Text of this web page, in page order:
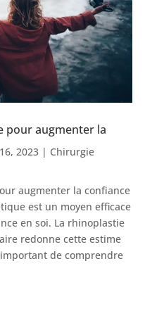
pour augmenter la
2023| Chirurgie
augmenter la confiance
est un moyen efficace
en soi. La rhinoplastie
redonne cette estime
de comprendre